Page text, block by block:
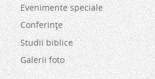
Evenimente speciale
Conferinţe
Studii biblice
Galerii foto